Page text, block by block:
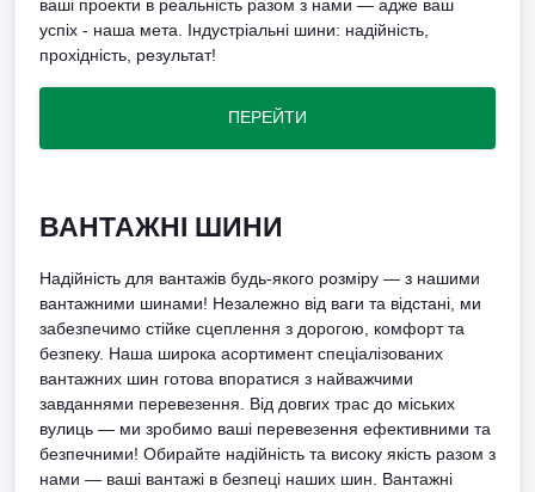
ваші проекти в реальність разом з нами — адже ваш
успіх - наша мета. Індустріальні шини: надійність,
прохідність, результат!
ПЕРЕЙТИ
ВАНТАЖНІ ШИНИ
Надійність для вантажів будь-якого розміру — з нашими
вантажними шинами! Незалежно від ваги та відстані, ми
забезпечимо стійке сцеплення з дорогою, комфорт та
безпеку. Наша широка асортимент спеціалізованих
вантажних шин готова впоратися з найважчими
завданнями перевезення. Від довгих трас до міських
вулиць — ми зробимо ваші перевезення ефективними та
безпечними! Обирайте надійність та високу якість разом з
нами — ваші вантажі в безпеці наших шин. Вантажні